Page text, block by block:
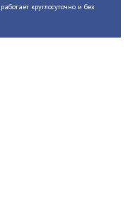
круглосуточно и без